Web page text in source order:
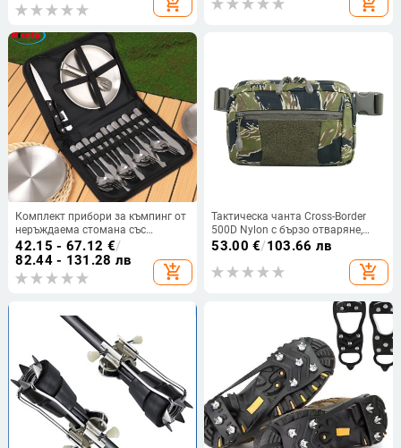
Комплект прибори за къмпинг от
неръждаема стомана със
изолация, преносим и двойно
използване — за 3–5 души;
ножове, вилици, лъжици, чинии,
щипки, отварачки за бутилки;
42.15 - 67.12 €/
82.44 - 131.28 лв
add_shopping_cart
Тактическа чанта Cross-Border
500D Nylon с бързо отваряне,
чанта за кръста през кръста
кръста
53.00 €/103.66 лв
add_shopping_cart